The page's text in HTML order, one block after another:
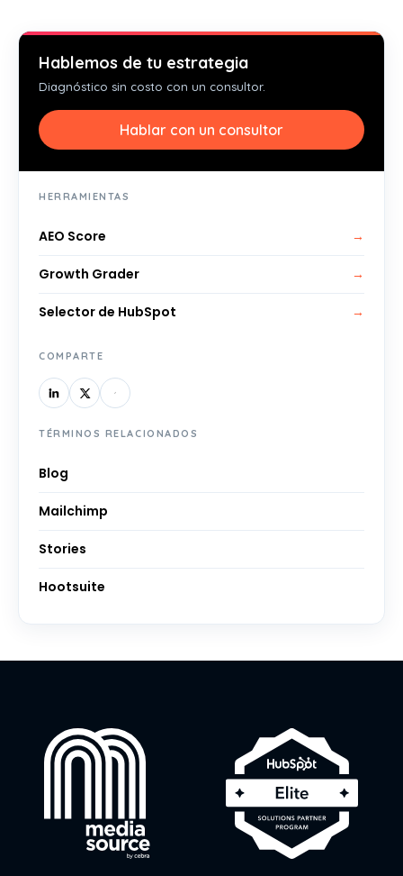
Hablemos de tu estrategia
Diagnóstico sin costo con un consultor.
Hablar con un consultor
HERRAMIENTAS
AEO Score →
Growth Grader →
Selector de HubSpot →
COMPARTE
TÉRMINOS RELACIONADOS
Blog
Mailchimp
Stories
Hootsuite